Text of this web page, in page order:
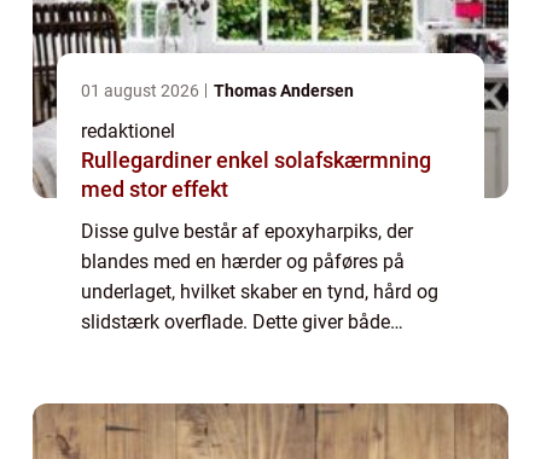
01 august 2026 Thomas Andersen
redaktionel
Rullegardiner enkel solafskærmning
med stor effekt
Disse gulve består af epoxyharpiks, der
blandes med en hærder og påføres på
underlaget, hvilket skaber en tynd, hård og
slidstærk overflade. Dette giver både
mennesk...